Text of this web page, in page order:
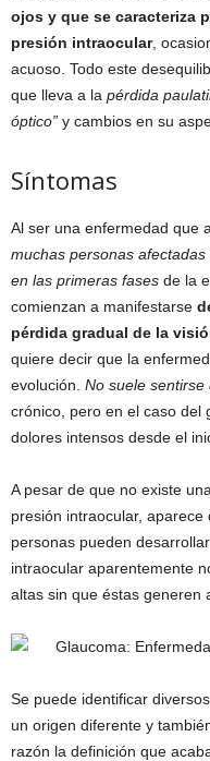
ojos y que se caracteriza
presión intraocular,
acuoso. Todo este
que lleva a la pérdida
óptico” y cambios en su
Síntomas
Al ser una enfermedad que
muchas personas
en las primeras fases de la
comienzan a manifestarse
pérdida gradual de la
quiere decir que la
evolución. No suele sentirse
crónico, pero en el caso del
dolores intensos desde el
A pesar de que no existe
presión intraocular,
personas pueden
intraocular aparentemente
altas sin que éstas generen
Se puede identificar diversos
un origen diferente y
razón la definición que